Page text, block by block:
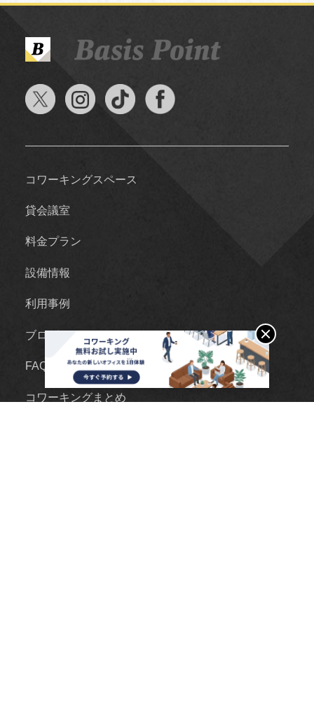
コワーキングスペース
貸会議室
料金プラン
設備情報
利用事例
ブログ
FAQ
コワーキングまとめ